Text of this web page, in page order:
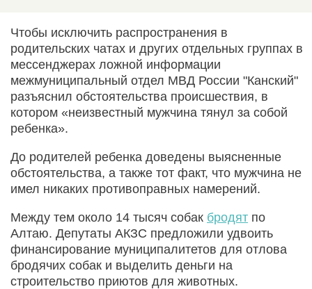
Чтобы исключить распространения в
родительских чатах и других отдельных группах в
мессенджерах ложной информации
межмуниципальный отдел МВД России "Канский"
разъяснил обстоятельства происшествия, в
котором «неизвестный мужчина тянул за собой
ребенка».
До родителей ребенка доведены выясненные
обстоятельства, а также тот факт, что мужчина не
имел никаких противоправных намерений.
Между тем около 14 тысяч собак бродят по
Алтаю. Депутаты АКЗС предложили удвоить
финансирование муниципалитетов для отлова
бродячих собак и выделить деньги на
строительство приютов для животных.